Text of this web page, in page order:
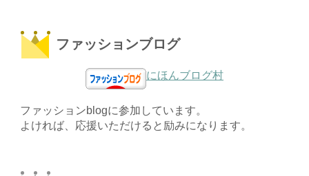
ファッションブログ
にほんブログ村
ファッションblogに参加しています。
よければ、応援いただけると励みになります。